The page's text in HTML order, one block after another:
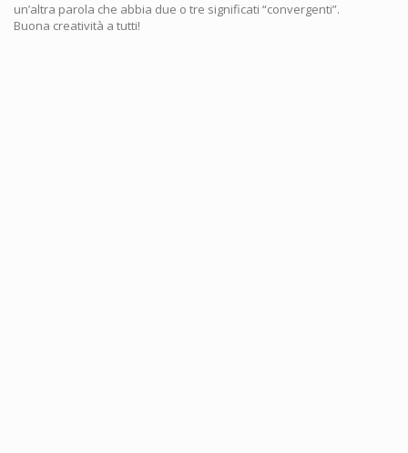
un’altra parola che abbia due o tre significati “convergenti”.
Buona creatività a tutti!